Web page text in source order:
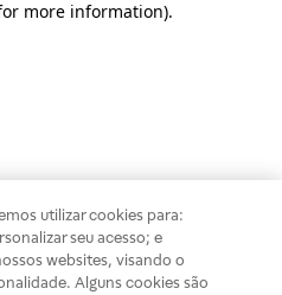
more information).
utilizar cookies para:
seu acesso; e
websites, visando o
Alguns cookies são